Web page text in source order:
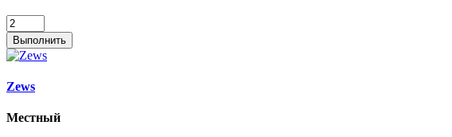
Выполнить
Zews
Местный